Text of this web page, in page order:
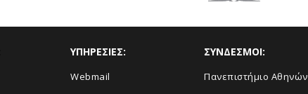
ΥΠΗΡΕΣΙΕΣ:
Webmail
ΣΥΝΔΕΣΜΟΙ:
Πανεπιστήμιο Αθηνών